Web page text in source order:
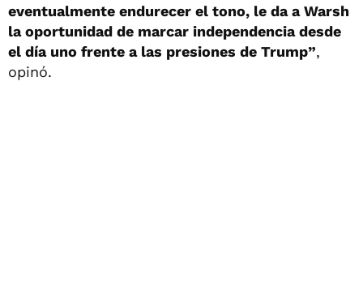
eventualmente endurecer el tono, le da a Warsh
la oportunidad de marcar independencia desde
el día uno frente a las presiones de Trump”,
opinó.